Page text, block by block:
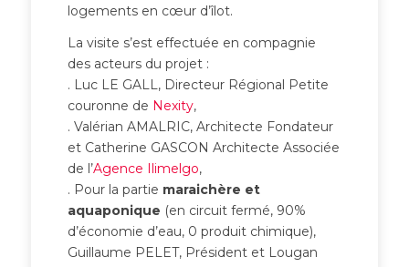
logements en cœur d’îlot.
La visite s’est effectuée en compagnie
des acteurs du projet :
. Luc LE GALL, Directeur Régional Petite
couronne de Nexity,
. Valérian AMALRIC, Architecte Fondateur
et Catherine GASCON Architecte Associée
de l’Agence Ilimelgo,
. Pour la partie maraichère et
aquaponique (en circuit fermé, 90%
d’économie d’eau, 0 produit chimique),
Guillaume PELET, Président et Lougan